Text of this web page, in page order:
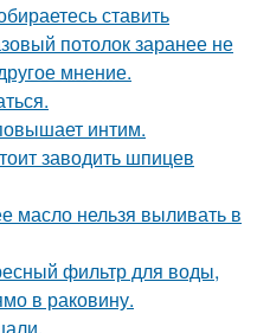
ставить
потолок заранее не
мнение.
интим.
заводить шпицев
масло нельзя выливать в
фильтр для воды,
в раковину.